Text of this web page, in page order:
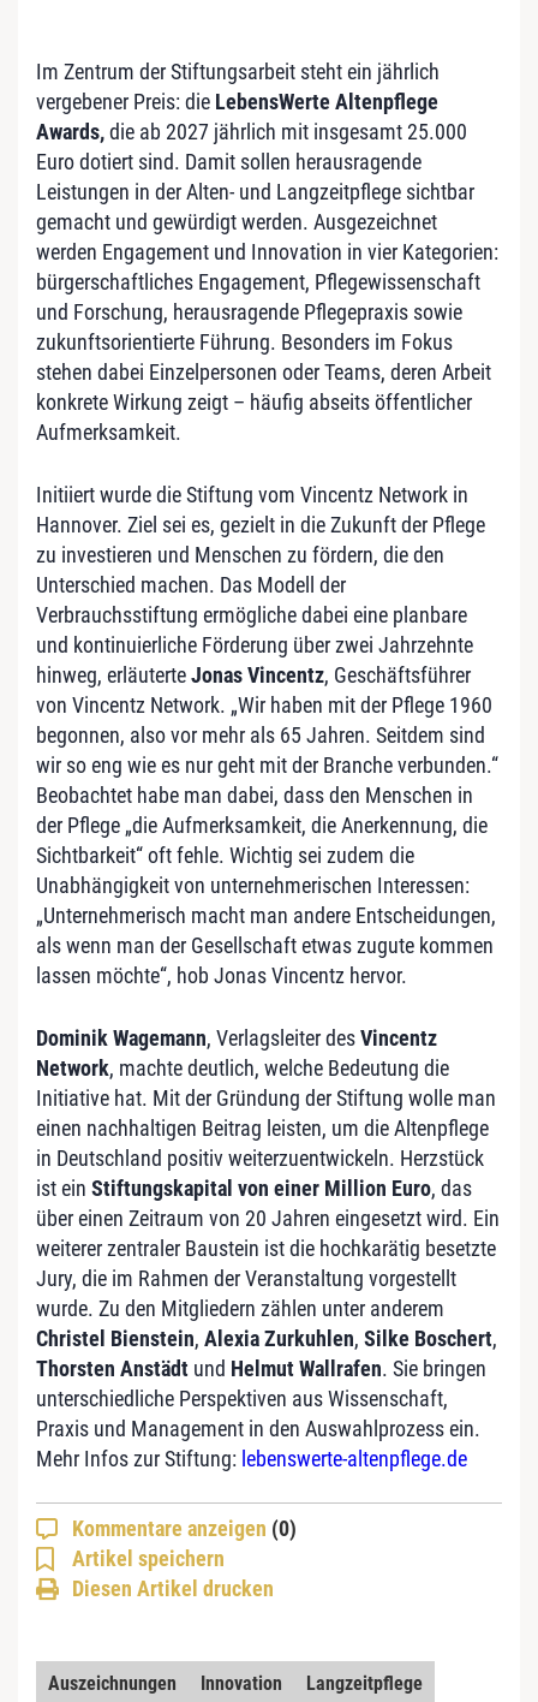
Im Zentrum der Stiftungsarbeit steht ein jährlich
vergebener Preis: die LebensWerte Altenpflege
Awards,die ab 2027 jährlich mit insgesamt 25.000
Euro dotiert sind. Damit sollen herausragende
Leistungen in der Alten- und Langzeitpflege sichtbar
gemacht und gewürdigt werden. Ausgezeichnet
werden Engagement und Innovation in vier Kategorien:
bürgerschaftliches Engagement, Pflegewissenschaft
und Forschung, herausragende Pflegepraxis sowie
zukunftsorientierte Führung. Besonders im Fokus
stehen dabei Einzelpersonen oder Teams, deren Arbeit
konkrete Wirkung zeigt – häufig abseits öffentlicher
Aufmerksamkeit.
Initiiert wurde die Stiftung vom Vincentz Network in
Hannover. Ziel sei es, gezielt in die Zukunft der Pflege
zu investieren und Menschen zu fördern, die den
Unterschied machen. Das Modell der
Verbrauchsstiftung ermögliche dabei eine planbare
und kontinuierliche Förderung über zwei Jahrzehnte
hinweg, erläuterteJonas Vincentz, Geschäftsführer
von Vincentz Network. „Wir haben mit der Pflege 1960
begonnen, also vor mehr als 65 Jahren. Seitdem sind
wir so eng wie es nur geht mit der Branche verbunden.“
Beobachtet habe man dabei, dass den Menschen in
der Pflege „die Aufmerksamkeit, die Anerkennung, die
Sichtbarkeit“ oft fehle. Wichtig sei zudem die
Unabhängigkeit von unternehmerischen Interessen:
„Unternehmerisch macht man andere Entscheidungen,
als wenn man der Gesellschaft etwas zugute kommen
lassen möchte“, hob Jonas Vincentz hervor.
Dominik Wagemann, Verlagsleiter desVincentz
Network, machte deutlich, welche Bedeutung die
Initiative hat. Mit der Gründung der Stiftung wolle man
einen nachhaltigen Beitrag leisten, um die Altenpflege
in Deutschland positiv weiterzuentwickeln. Herzstück
ist ein Stiftungskapital von einer Million Euro, das
über einen Zeitraum von 20 Jahren eingesetzt wird. Ein
weiterer zentraler Baustein ist die hochkarätig besetzte
Jury, die im Rahmen der Veranstaltung vorgestellt
wurde. Zu den Mitgliedern zählen unter anderem
Christel Bienstein, Alexia Zurkuhlen, Silke Boschert,
Thorsten Anstädt und Helmut Wallrafen. Sie bringen
unterschiedliche Perspektiven aus Wissenschaft,
Praxis und Management in den Auswahlprozess ein.
Mehr Infos zur Stiftung: lebenswerte-altenpflege.de
Kommentare anzeigen (0)
Artikel speichern
Diesen Artikel drucken
Auszeichnungen Innovation Langzeitpflege